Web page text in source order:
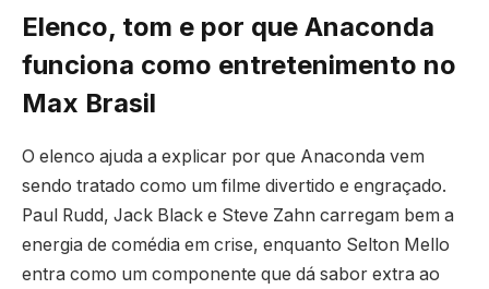
Elenco, tom e por que Anaconda
funciona como entretenimento no
Max Brasil
O elenco ajuda a explicar por que Anaconda vem
sendo tratado como um filme divertido e engraçado.
Paul Rudd, Jack Black e Steve Zahn carregam bem a
energia de comédia em crise, enquanto Selton Mello
entra como um componente que dá sabor extra ao